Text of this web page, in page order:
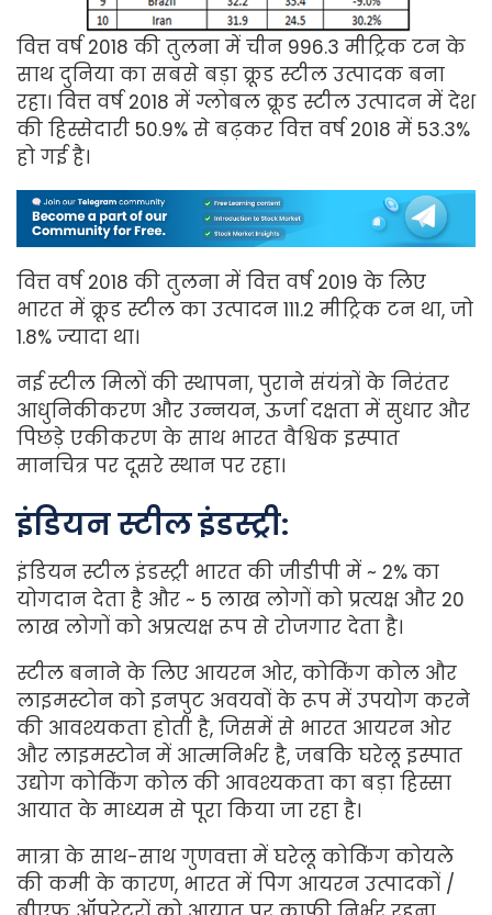
वित्त वर्ष 2018 की तुलना में चीन 996.3 मीट्रिक टन के
साथ दुनिया का सबसे बड़ा क्रूड स्टील उत्पादक बना
रहा। वित्त वर्ष 2018 में ग्लोबल क्रूड स्टील उत्पादन में देश
की हिस्सेदारी 50.9% से बढ़कर वित्त वर्ष 2018 में 53.3%
हो गई है।
वित्त वर्ष 2018 की तुलना में वित्त वर्ष 2019 के लिए
भारत में क्रूड स्टील का उत्पादन 111.2 मीट्रिक टन था, जो
1.8% ज्यादा था।
नई स्टील मिलों की स्थापना, पुराने संयंत्रों के निरंतर
आधुनिकीकरण और उन्नयन, ऊर्जा दक्षता में सुधार और
पिछड़े एकीकरण के साथ भारत वैश्विक इस्पात
मानचित्र पर दूसरे स्थान पर रहा।
इंडियन स्टील इंडस्ट्री:
इंडियन स्टील इंडस्ट्री भारत की जीडीपी में ~ 2% का
योगदान देता है और ~ 5 लाख लोगों को प्रत्यक्ष और 20
लाख लोगों को अप्रत्यक्ष रूप से रोजगार देता है।
स्टील बनाने के लिए आयरन ओर, कोकिंग कोल और
लाइमस्टोन को इनपुट अवयवों के रूप में उपयोग करने
की आवश्यकता होती है, जिसमें से भारत आयरन ओर
और लाइमस्टोन में आत्मनिर्भर है, जबकि घरेलू इस्पात
उद्योग कोकिंग कोल की आवश्यकता का बड़ा हिस्सा
आयात के माध्यम से पूरा किया जा रहा है।
मात्रा के साथ-साथ गुणवत्ता में घरेलू कोकिंग कोयले
की कमी के कारण, भारत में पिग आयरन उत्पादकों /